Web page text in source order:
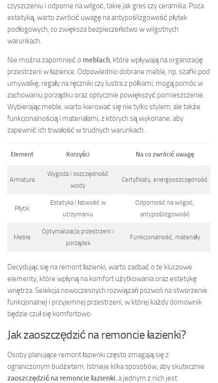
czyszczeniu i odporne na wilgoć, takie jak gres czy ceramika. Poza
estetyką, warto zwrócić uwagę na antypoślizgowość płytek
podłogowych, co zwiększa bezpieczeństwo w wilgotnych
warunkach.
Nie można zapomnieć o meblach , które wpływają na organizację
przestrzeni w łazience. Odpowiednio dobrane meble, np. szafki pod
umywalkę, regały na ręczniki czy lustra z półkami, mogą pomóc w
zachowaniu porządku oraz optycznie powiększyć pomieszczenie.
Wybierając meble, warto kierować się nie tylko stylem, ale także
funkcjonalnością i materiałami, z których są wykonane, aby
zapewnić ich trwałość w trudnych warunkach.
Element Korzyści Na co zwrócić uwagę
Armatura
Wygoda i oszczędność
wody
Certyfikaty, energooszczędność
Płytki
Estetyka i łatwość w
utrzymaniu
Odporność na wilgoć,
antypoślizgowość
Meble
Optymalizacja przestrzeni i
porządek
Funkcjonalność, materiały
Decydując się na remont łazienki, warto zadbać o te kluczowe
elementy, które wpłyną na komfort użytkowania oraz estetykę
wnętrza. Selekcja nowoczesnych rozwiązań pozwoli na stworzenie
funkcjonalnej i przyjemnej przestrzeni, w której każdy domownik
będzie czuł się komfortowo.
Jak zaoszczędzić na remoncie łazienki?
Osoby planujące remont łazienki często zmagają się z
ograniczonym budżetem. Istnieje kilka sposobów, aby skutecznie
zaoszczędzić na remoncie łazienki, a jednym z nich jest